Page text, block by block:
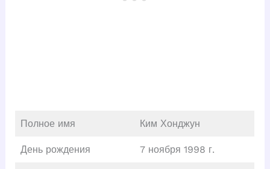
Полное имя Ким Хонджун
День рождения 7 ноября 1998 г.